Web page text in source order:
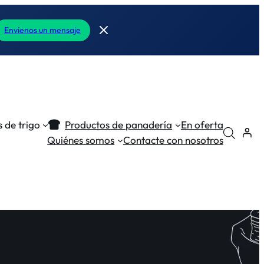
Envíenos un mensaje
de trigo Productos de panadería
En oferta
Quiénes somos
Contacte con nosotros